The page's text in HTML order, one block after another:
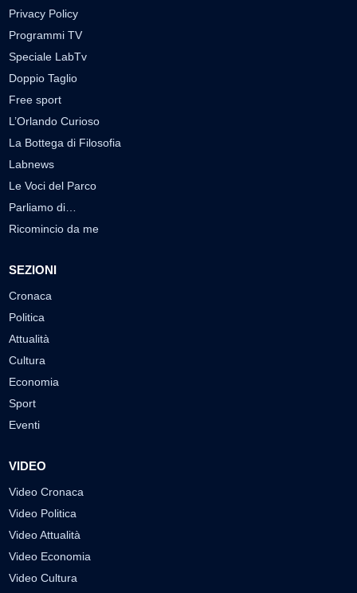
Privacy Policy
Programmi TV
Speciale LabTv
Doppio Taglio
Free sport
L’Orlando Curioso
La Bottega di Filosofia
Labnews
Le Voci del Parco
Parliamo di…
Ricomincio da me
SEZIONI
Cronaca
Politica
Attualità
Cultura
Economia
Sport
Eventi
VIDEO
Video Cronaca
Video Politica
Video Attualità
Video Economia
Video Cultura